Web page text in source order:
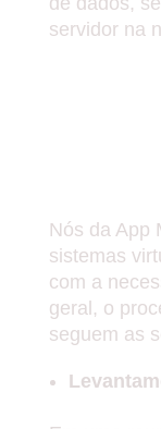
servidor na
Nós da App
sistemas
com a
geral, o
seguem as